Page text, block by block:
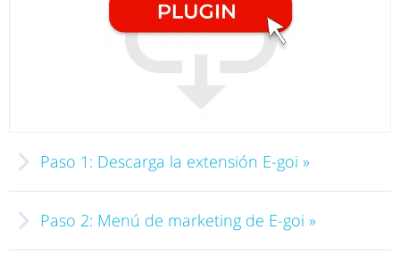
Paso 1: Descarga la extensión E-goi »
Paso 2: Menú de marketing de E-goi »